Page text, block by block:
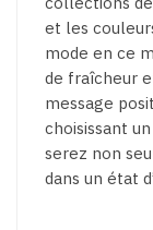
et les
mode en ce
de fraîcheur
message
choisissant un
serez non
dans un état